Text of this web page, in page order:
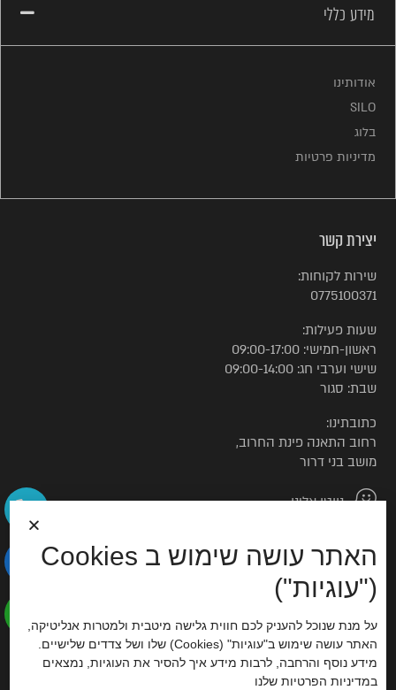
מידע כללי
אודותינו
SILO
בלוג
מדיניות פרטיות
יצירת קשר
שירות לקוחות:
0775100371
שעות פעילות:
ראשון-חמישי: 09:00-17:00
שישי וערבי חג: 09:00-14:00
שבת: סגור
כתובתינו:
רחוב התאנה פינת החרוב,
מושב בני דרור
נווטו אלינו
© כל הזכויות שמורות לטורקיז האוס
סוכנות דיגיטל
האתר עושה שימוש ב Cookies
("עוגיות")
על מנת שנוכל להעניק לכם חווית גלישה מיטבית ולמטרות אנליטיקה,
האתר עושה שימוש ב"עוגיות" (Cookies) שלו ושל צדדים שלישיים.
מידע נוסף והרחבה, לרבות מידע איך להסיר את העוגיות, נמצאים
במדיניות הפרטיות שלנו